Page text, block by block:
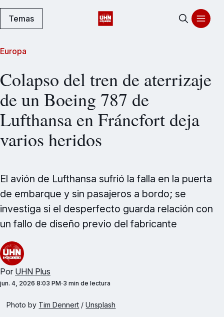
Temas
Europa
Colapso del tren de aterrizaje
de un Boeing 787 de
Lufthansa en Fráncfort deja
varios heridos
El avión de Lufthansa sufrió la falla en la puerta
de embarque y sin pasajeros a bordo; se
investiga si el desperfecto guarda relación con
un fallo de diseño previo del fabricante
Por UHN Plus
jun. 4, 2026 8:03 PM 3 min de lectura
Photo by Tim Dennert / Unsplash